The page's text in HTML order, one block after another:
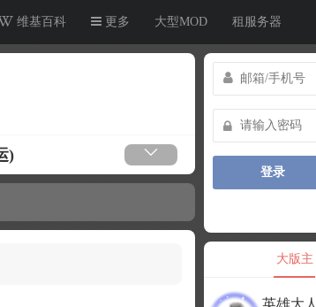
维基百科 更多 大型MOD 租服务器
)
登录
大版主
英雄大人